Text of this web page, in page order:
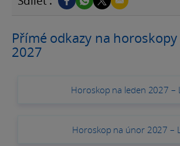
Přímé odkazy na
2027
Horoskop na leden 2027 –
Horoskop na únor 2027 –